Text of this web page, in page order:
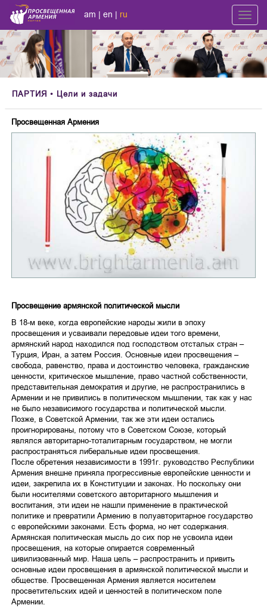
am | en | ru
ПАРТИЯ • Цели и задачи
Просвещенная Армения
Просвещение армянской политической мысли
В 18-м веке, когда европейские народы жили в эпоху
просвещения и усваивали передовые идеи того времени,
армянский народ находился под господством отсталых стран –
Турция, Иран, а затем Россия. Основные идеи просвещения –
свобода, равенство, права и достоинство человека, гражданские
ценности, критическое мышление, право частной собственности,
представительная демократия и другие, не распространились в
Армении и не привились в политическом мышлении, так как у нас
не было независимого государства и политической мысли.
Позже, в Советской Армении, так же эти идеи остались
проигнорированы, потому что в Советском Союзе, который
являлся авторитарно-тоталитарным государством, не могли
распространяться либеральные идеи просвещения.
После обретения независимости в 1991г. руководство Республики
Армения внешне приняла прогрессивные европейские ценности и
идеи, закрепила их в Конституции и законах. Но поскольку они
были носителями советского авторитарного мышления и
воспитания, эти идеи не нашли применение в практической
политике и превратили Армению в полуавторитарное государство
с европейскими законами. Есть форма, но нет содержания.
Армянская политическая мысль до сих пор не усвоила идеи
просвещения, на которые опирается современный
цивилизованный мир. Наша цель – распространить и привить
основные идеи просвещения в армянской политической мысли и
обществе. Просвещенная Армения является носителем
просветительских идей и ценностей в политическом поле
Армении.